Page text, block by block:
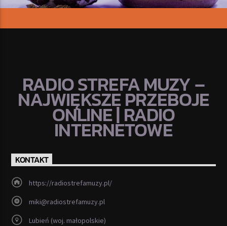
RADIO STREFA MUZY –
NAJWIĘKSZE PRZEBOJE
ONLINE | RADIO
INTERNETOWE
KONTAKT
https://radiostrefamuzy.pl/
miki@radiostrefamuzy.pl
Lubień (woj. małopolskie)